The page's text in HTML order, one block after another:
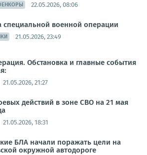
22.05.2026, 08:06
специальной военной операции
21.05.2026, 23:49
Обстановка и главные события
21.05.2026, 21:27
действий в зоне СВО на 21 мая
21.05.2026, 18:31
БЛА начали поражать цели на
окружной автодороге